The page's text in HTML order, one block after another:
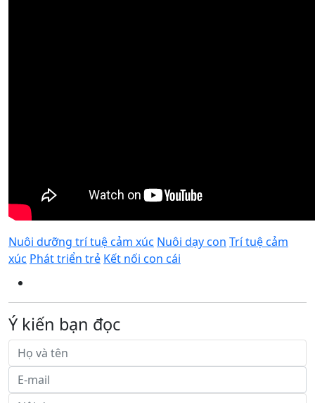
Nuôi dưỡng trí tuệ cảm xúc Nuôi dạy con Trí tuệ cảm
xúc Phát triển trẻ Kết nối con cái
Ý kiến bạn đọc